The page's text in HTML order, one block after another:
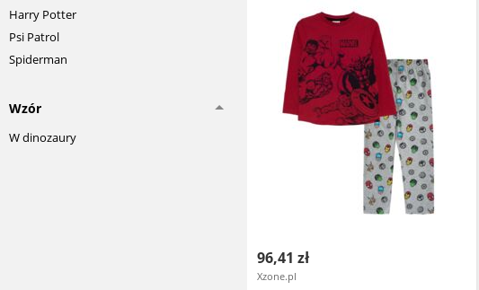
Harry Potter
Psi Patrol
Spiderman
Wzór
W dinozaury
96,41 zł
Xzone.pl